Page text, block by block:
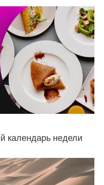
календарь недели